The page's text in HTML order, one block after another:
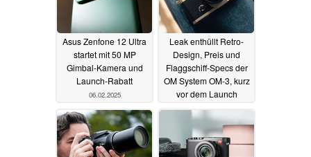
Asus Zenfone 12 Ultra
startet mit 50 MP
Gimbal-Kamera und
Launch-Rabatt
06.02.2025
Leak enthüllt Retro-
Design, Preis und
Flaggschiff-Specs der
OM System OM-3, kurz
vor dem Launch
05.02.2025